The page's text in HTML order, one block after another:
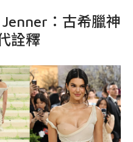
：古希臘神
詮釋